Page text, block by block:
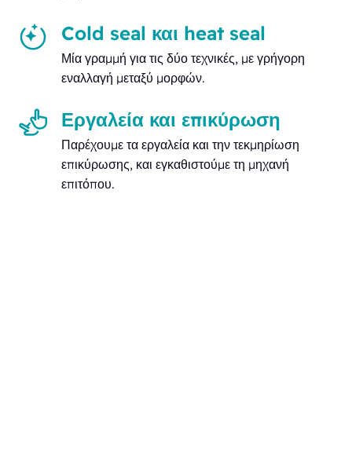
Cold seal και heat seal
Μία γραμμή για τις δύο τεχνικές, με γρήγορη
εναλλαγή μεταξύ μορφών.
Εργαλεία και επικύρωση
Παρέχουμε τα εργαλεία και την τεκμηρίωση
επικύρωσης, και εγκαθιστούμε τη μηχανή
επιτόπου.